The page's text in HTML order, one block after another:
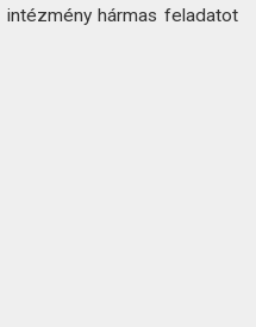
hármas feladatot